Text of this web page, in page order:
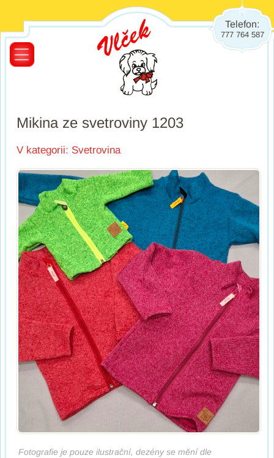
Telefon:
777 764 587
Mikina ze svetroviny 1203
V kategorii: Svetrovina
Fotografie je pouze ilustrační, dezény se mění dle